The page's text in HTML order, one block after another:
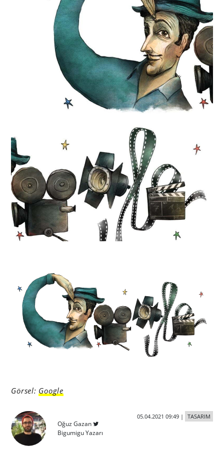
Görsel: Google
Oğuz Gazan
Bigumigu Yazarı
05.04.2021 09:49| TASARIM